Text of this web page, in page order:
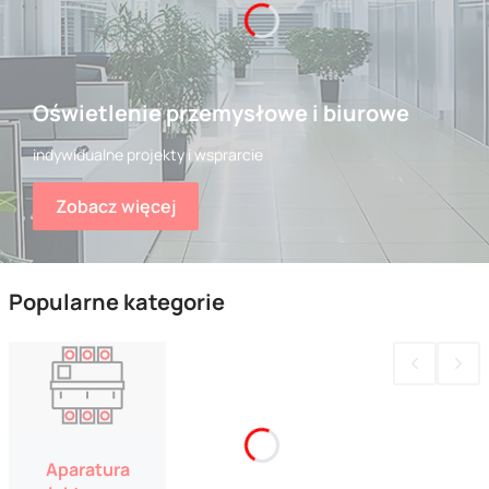
Oświetlenie przemysłowe i biurowe
indywidualne projekty i wsprarcie
Zobacz więcej
Popularne kategorie
Aparatura